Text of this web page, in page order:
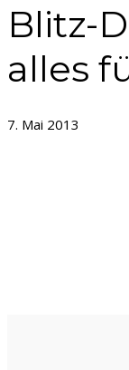
Blitz-
alles
7. Mai 2013